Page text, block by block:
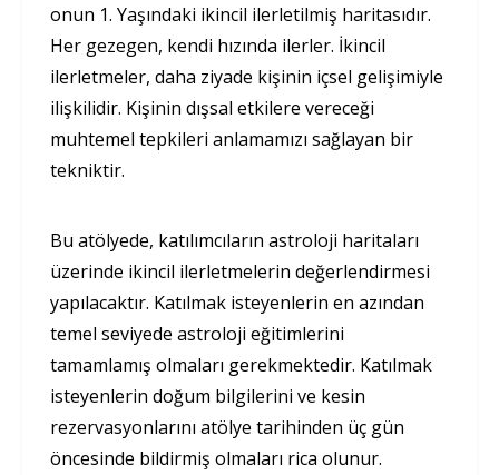
onun 1. Yaşındaki ikincil ilerletilmiş haritasıdır.
Her gezegen, kendi hızında ilerler. İkincil
ilerletmeler, daha ziyade kişinin içsel gelişimiyle
ilişkilidir. Kişi­nin dışsal etkilere vereceği
muhtemel tepki­leri anlamamızı sağlayan bir
tekniktir.
Bu atölyede, katılımcıların astroloji haritaları
üzerinde ikincil ilerletmelerin değerlendirmesi
yapılacaktır. Katılmak isteyenlerin en azından
temel seviyede astroloji eğitimlerini
tamamlamış olmaları gerekmektedir. Katılmak
isteyenlerin doğum bilgilerini ve kesin
rezervasyonlarını atölye tarihinden üç gün
öncesinde bildirmiş olmaları rica olunur.